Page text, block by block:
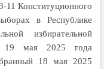
11 Конституционного
в Республике
избирательной
19 мая 2025 года
18 мая 2025